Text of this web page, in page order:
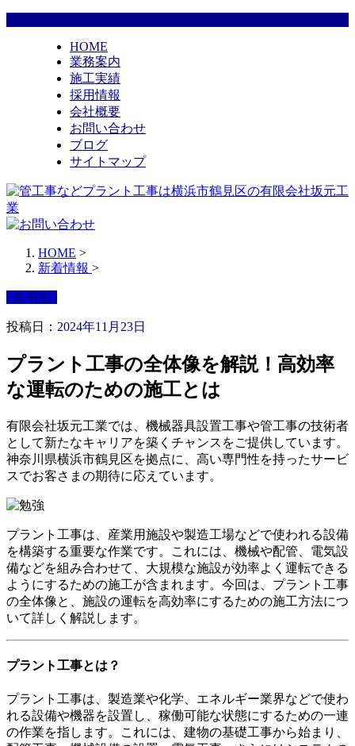
HOME
業務案内
施工実績
採用情報
会社概要
お問い合わせ
ブログ
サイトマップ
HOME >
新着情報 >
新着情報
投稿日： 2024年11月23日
プラント工事の全体像を解説！高効率
な運転のための施工とは
有限会社坂元工業では、機械器具設置工事や管工事の技術者
として新たなキャリアを築くチャンスをご提供しています。
神奈川県横浜市鶴見区を拠点に、高い専門性を持ったサービ
スでお客さまの期待に応えています。
プラント工事は、産業用施設や製造工場などで使われる設備
を構築する重要な作業です。これには、機械や配管、電気設
備などを組み合わせて、大規模な施設が効率よく運転できる
ようにするための施工が含まれます。今回は、プラント工事
の全体像と、施設の運転を高効率にするための施工方法につ
いて詳しく解説します。
プラント工事とは？
プラント工事は、製造業や化学、エネルギー業界などで使わ
れる設備や機器を設置し、稼働可能な状態にするための一連
の作業を指します。これには、建物の基礎工事から始まり、